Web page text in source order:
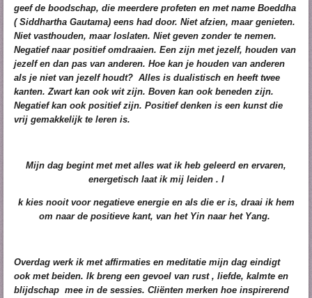
geef de boodschap, die meerdere profeten en met name Boeddha
( Siddhartha Gautama) eens had door. Niet afzien, maar genieten.
Niet vasthouden, maar loslaten. Niet geven zonder te nemen.
Negatief naar positief omdraaien. Een zijn met jezelf, houden van
jezelf en dan pas van anderen. Hoe kan je houden van anderen
als je niet van jezelf houdt? Alles is dualistisch en heeft twee
kanten. Zwart kan ook wit zijn. Boven kan ook beneden zijn.
Negatief kan ook positief zijn. Positief denken is een kunst die
vrij gemakkelijk te leren is.
Mijn dag begint met met alles wat ik heb geleerd en ervaren,
energetisch laat ik mij leiden . I
k kies nooit voor negatieve energie en als die er is, draai ik hem
om naar de positieve kant, van het Yin naar het Yang.
Overdag werk ik met affirmaties en meditatie mijn dag eindigt
ook met beiden. Ik breng een gevoel van rust , liefde, kalmte en
blijdschap mee in de sessies. Cliënten merken hoe inspirerend